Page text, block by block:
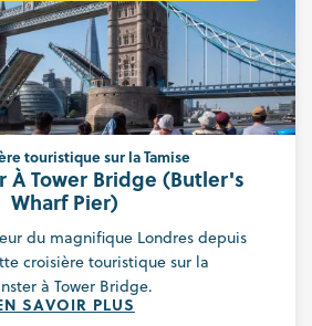
touristique sur la Tamise
À Tower Bridge (Butler's
Wharf Pier)
du magnifique Londres depuis
croisière touristique sur la
à Tower Bridge.
SAVOIR PLUS